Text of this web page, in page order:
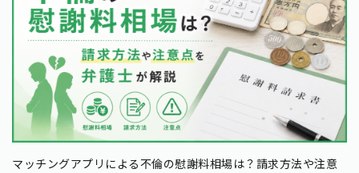
マッチングアプリによる不倫の慰謝料相場は？請求方法や注意